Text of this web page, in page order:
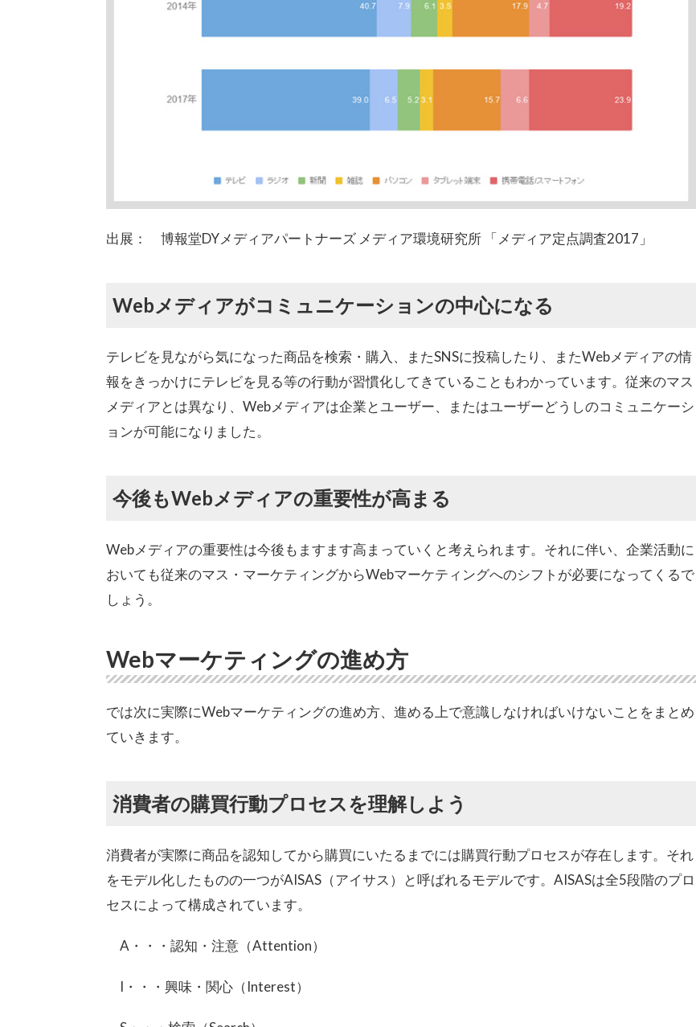
出展： 博報堂DYメディアパートナーズ メディア環境研究所 「メディア定点調査2017」
Webメディアがコミュニケーションの中心になる
テレビを見ながら気になった商品を検索・購入、またSNSに投稿したり、またWebメディアの情
報をきっかけにテレビを見る等の行動が習慣化してきていることもわかっています。従来のマス
メディアとは異なり、Webメディアは企業とユーザー、またはユーザーどうしのコミュニケーシ
ョンが可能になりました。
今後もWebメディアの重要性が高まる
Webメディアの重要性は今後もますます高まっていくと考えられます。それに伴い、企業活動に
おいても従来のマス・マーケティングからWebマーケティングへのシフトが必要になってくるで
しょう。
Webマーケティングの進め方
では次に実際にWebマーケティングの進め方、進める上で意識しなければいけないことをまとめ
ていきます。
消費者の購買行動プロセスを理解しよう
消費者が実際に商品を認知してから購買にいたるまでには購買行動プロセスが存在します。それ
をモデル化したものの一つがAISAS（アイサス）と呼ばれるモデルです。AISASは全5段階のプロ
セスによって構成されています。
A・・・認知・注意（Attention）
I・・・興味・関心（Interest）